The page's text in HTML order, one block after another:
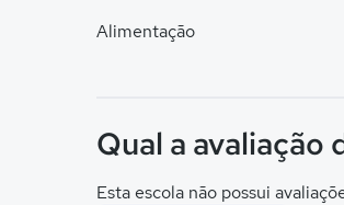
Alimentação
Qual a avaliação
Esta escola não possui